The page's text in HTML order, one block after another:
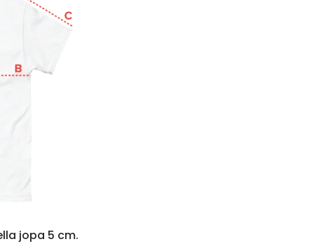
jopa 5 cm.